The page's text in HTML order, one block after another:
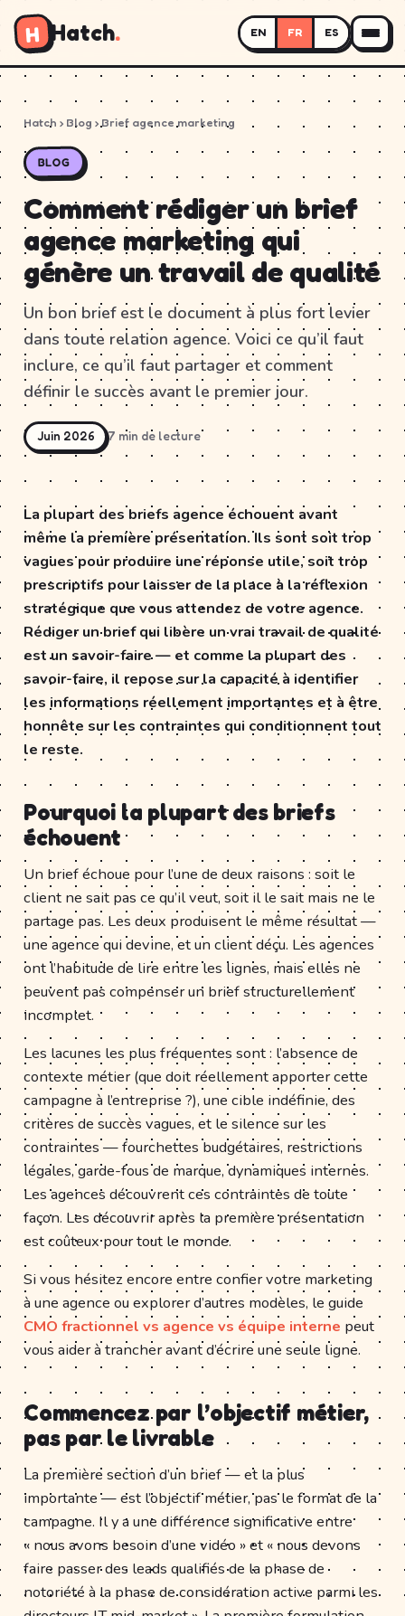
H Hatch. EN FR ES
Hatch › Blog › Brief agence marketing
BLOG
Comment rédiger un brief
agence marketing qui
génère un travail de qualité
Un bon brief est le document à plus fort levier
dans toute relation agence. Voici ce qu’il faut
inclure, ce qu’il faut partager et comment
définir le succès avant le premier jour.
Juin 2026 7 min de lecture
La plupart des briefs agence échouent avant
même la première présentation. Ils sont soit trop
vagues pour produire une réponse utile, soit trop
prescriptifs pour laisser de la place à la réflexion
stratégique que vous attendez de votre agence.
Rédiger un brief qui libère un vrai travail de qualité
est un savoir-faire — et comme la plupart des
savoir-faire, il repose sur la capacité à identifier
les informations réellement importantes et à être
honnête sur les contraintes qui conditionnent tout
le reste.
Pourquoi la plupart des briefs
échouent
Un brief échoue pour l’une de deux raisons : soit le
client ne sait pas ce qu’il veut, soit il le sait mais ne le
partage pas. Les deux produisent le même résultat —
une agence qui devine, et un client déçu. Les agences
ont l’habitude de lire entre les lignes, mais elles ne
peuvent pas compenser un brief structurellement
incomplet.
Les lacunes les plus fréquentes sont : l’absence de
contexte métier (que doit réellement apporter cette
campagne à l’entreprise ?), une cible indéfinie, des
critères de succès vagues, et le silence sur les
contraintes — fourchettes budgétaires, restrictions
légales, garde-fous de marque, dynamiques internes.
Les agences découvrent ces contraintes de toute
façon. Les découvrir après la première présentation
est coûteux pour tout le monde.
Si vous hésitez encore entre confier votre marketing
à une agence ou explorer d’autres modèles, le guide
CMO fractionnel vs agence vs équipe interne peut
vous aider à trancher avant d’écrire une seule ligne.
Commencez par l’objectif métier,
pas par le livrable
La première section d’un brief — et la plus
importante — est l’objectif métier, pas le format de la
campagne. Il y a une différence significative entre
« nous avons besoin d’une vidéo » et « nous devons
faire passer des leads qualifiés de la phase de
notoriété à la phase de considération active parmi les